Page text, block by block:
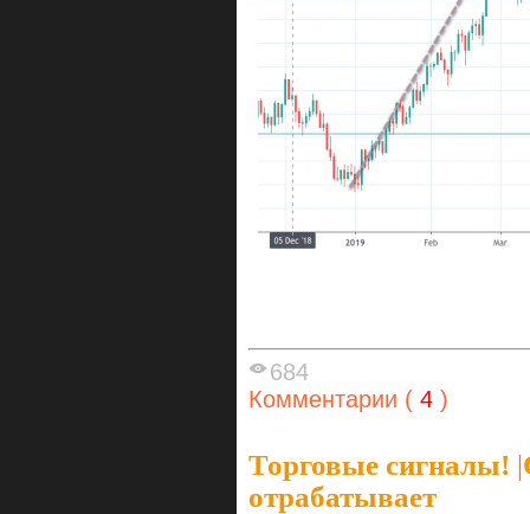
684
Комментарии ( 4 )
Торговые сигналы! |
отрабатывает